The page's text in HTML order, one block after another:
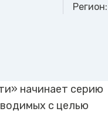
Регион:
начинает серию
с целью